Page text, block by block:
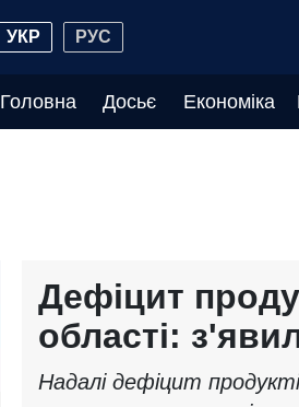
УКР РУС
Головна Досьє Економіка
Дефіцит
області:
Надалі дефіцит